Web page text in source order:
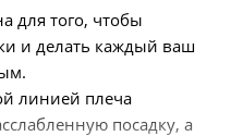
для того, чтобы
и делать каждый ваш
линией плеча
посадку, а